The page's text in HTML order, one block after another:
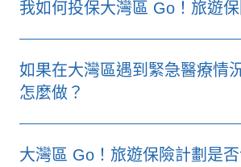
我如何投保大灣區 Go！旅遊保
服務平台
如果在大灣區遇到緊急醫療情
怎麼做？
大灣區 Go！旅遊保險計劃是